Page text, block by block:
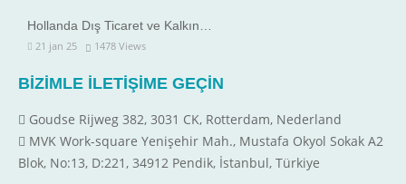
Hollanda Dış Ticaret ve Kalkın…
21 jan 25 1478 Views
BİZİMLE İLETİŞİME GEÇİN
Goudse Rijweg 382, 3031 CK, Rotterdam, Nederland
MVK Work-square Yenişehir Mah., Mustafa Okyol Sokak A2
Blok, No:13, D:221, 34912 Pendik, İstanbul, Türkiye